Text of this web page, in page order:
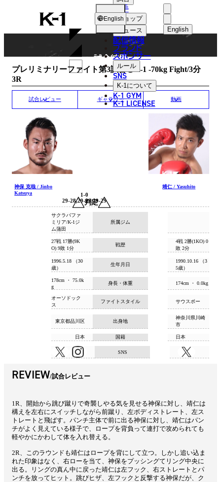
K-
1
English
中文（繁體
ไทย
選手
ショップ
ニュース
配信情報
ブランド
スポンサー
ルール
SNS
K-1について
K-1 GYM
K-1 LICENSE
English
MATCH RESULT
試合結果
プレリミナリーファイト第3試合◎K-1 -70kg Fight/3分
3R
試合レビュー ギャラリー 動画
神保 克哉 / Jinbo
Katsuya
判定
1-0
29-28,29-29,29-29
靖仁 / Yasuhito
所属ジム
サクラバファ
ミリア/K-1ジ
ム蒲田
戦歴
27戦 17勝(9K
O) 9敗 1分
4戦 2勝(1KO) 0
敗 2分
生年月日
1996.5.18 （30
歳）
1990.10.16 （3
5歳）
身長・体重
178cm ・ 75.0k
g
174cm ・ 0.0kg
ファイトスタイル
オーソドック
ス
サウスポー
出身地
東京都品川区
神奈川県川崎
市
国籍
日本 日本
SNS
REVIEW 試合レビュー
1R、開始から跳び蹴りで奇襲しやる気を見せる神保に対し、靖仁は
構えを左右にスイッチしながら前蹴り、左ボディストレート、左ス
トレートと飛ばす。パンチ主体で前に出る神保に対し、靖仁はパン
チがよく見えている様子で、ロープを背負って連打で攻められても
軽やかにかわして体を入れ替える。
2R、このラウンドも靖仁はロープを背にして立つ。しかし追い込ま
れた印象はなく、右ローを当て、神保をプッシングてリング中央に
出る。リングの真ん中に戻った靖仁は左フック、右ストレートとパ
ンチを放ってヒット。跳びヒザ、左フックと反撃する神保だが、ク